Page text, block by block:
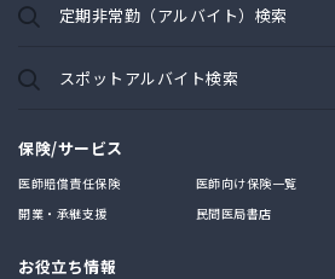
定期非常勤（アルバイト）検索
スポットアルバイト検索
保険/サービス
医師賠償責任保険
医師向け保険一覧
開業・承継支援
民間医局書店
お役立ち情報